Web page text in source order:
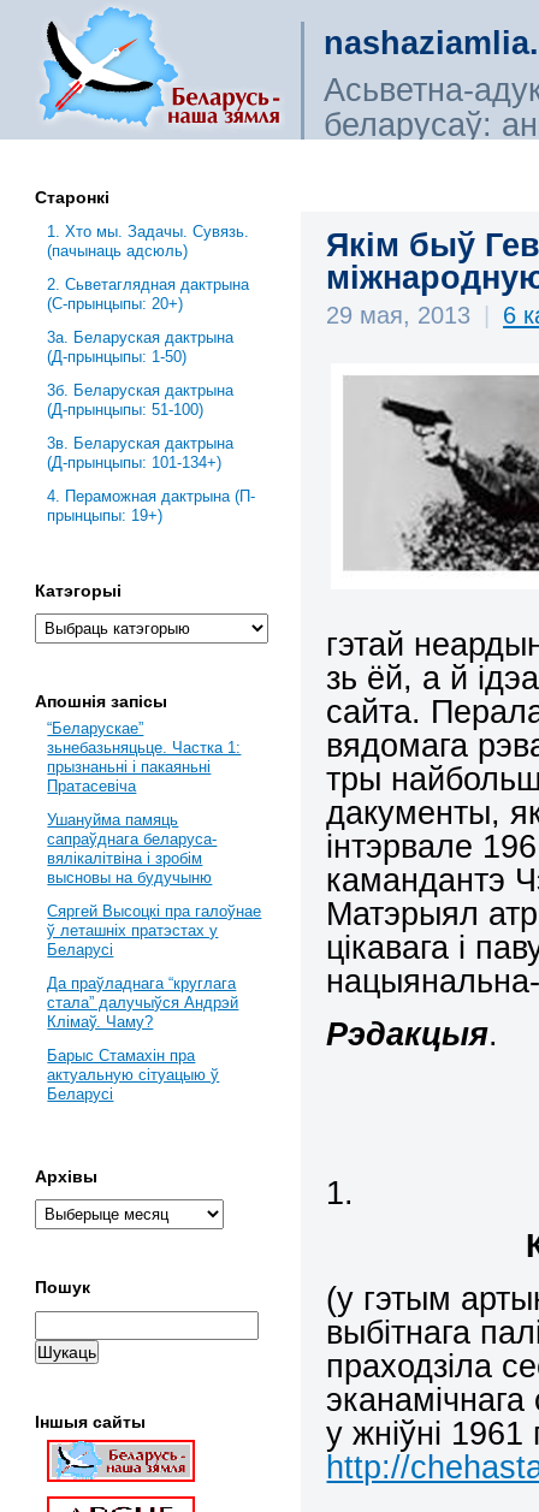
Асьветна-
беларусаў:
Якім быў
29 мая, 2013 | 6
гэтай
зь ёй, а й
сайта.
вядомага
тры
дакументы,
інтэрвале
камандантэ
Матэрыял
цікавага і
Рэдакцыя.
1.
(у гэтым
выбітнага
праходзіла
у жніўні
http://
Старонкі
1. Хто мы. Задачы. Сувязь.
(пачынаць адсюль)
2. Сьветаглядная дактрына
(С-прынцыпы: 20+)
3a. Беларуская дактрына
(Д-прынцыпы: 1-50)
3б. Беларуская дактрына
(Д-прынцыпы: 51-100)
3в. Беларуская дактрына
(Д-прынцыпы: 101-134+)
4. Пераможная дактрына (П-
прынцыпы: 19+)
Катэгорыі
Апошнія запісы
“Беларускае”
зьнебазьняцьце. Частка 1:
прызнаньні і пакаяньні
Пратасевіча
Ушануйма памяць
сапраўднага беларуса-
вялікалітвіна і зробім
высновы на будучыню
Сяргей Высоцкі пра галоўнае
ў леташніх пратэстах у
Беларусі
Да праўладнага “круглага
стала” далучыўся Андрэй
Клімаў. Чаму?
Барыс Стамахін пра
актуальную сітуацыю ў
Беларусі
Архівы
Пошук
Іншыя сайты